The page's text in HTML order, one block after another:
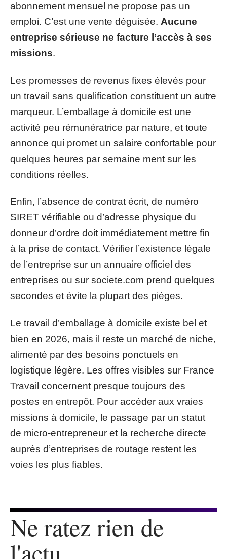
abonnement mensuel ne propose pas un
emploi. C’est une vente déguisée. Aucune
entreprise sérieuse ne facture l’accès à ses
missions.
Les promesses de revenus fixes élevés pour
un travail sans qualification constituent un autre
marqueur. L’emballage à domicile est une
activité peu rémunératrice par nature, et toute
annonce qui promet un salaire confortable pour
quelques heures par semaine ment sur les
conditions réelles.
Enfin, l’absence de contrat écrit, de numéro
SIRET vérifiable ou d’adresse physique du
donneur d’ordre doit immédiatement mettre fin
à la prise de contact. Vérifier l’existence légale
de l’entreprise sur un annuaire officiel des
entreprises ou sur societe.com prend quelques
secondes et évite la plupart des pièges.
Le travail d’emballage à domicile existe bel et
bien en 2026, mais il reste un marché de niche,
alimenté par des besoins ponctuels en
logistique légère. Les offres visibles sur France
Travail concernent presque toujours des
postes en entrepôt. Pour accéder aux vraies
missions à domicile, le passage par un statut
de micro-entrepreneur et la recherche directe
auprès d’entreprises de routage restent les
voies les plus fiables.
Ne ratez rien de
l'actu